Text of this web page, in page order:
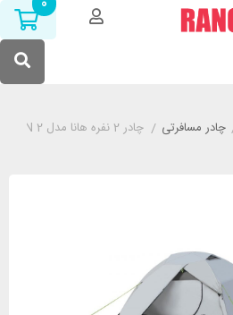
مسافرتی/ چادر 2 نفره هانا مدل HANNAH FALCON 2